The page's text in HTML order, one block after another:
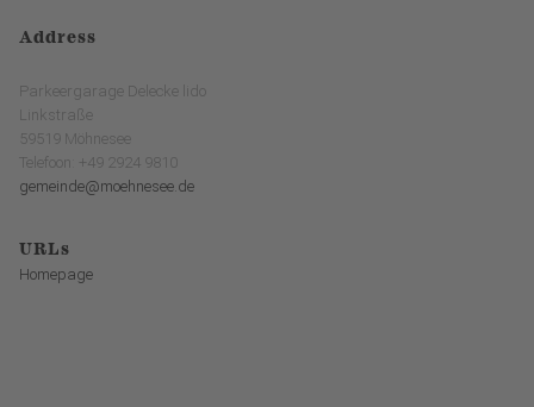
Address
Parkeergarage Delecke lido
Linkstraße
59519 Möhnesee
Telefoon: +49 2924 9810
gemeinde@moehnesee.de
URLs
Homepage